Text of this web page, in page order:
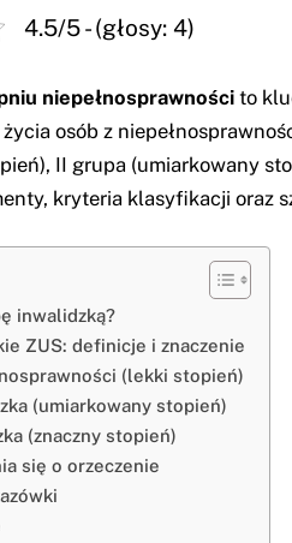
4.5/5 - (głosy: 4)
niepełnosprawności to
osób z
II grupa (umiarkowany
kryteria klasyfikacji oraz
inwalidzką?
ZUS: definicje i znaczenie
(lekki stopień)
(umiarkowany stopień)
(znaczny stopień)
się o orzeczenie